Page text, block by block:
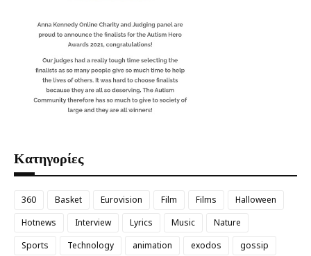
Κατηγορίες
360 Basket Eurovision Film Films
Halloween
Hotnews
Interview Lyrics Music
Nature
Sports
Technology animation exodos
gossip